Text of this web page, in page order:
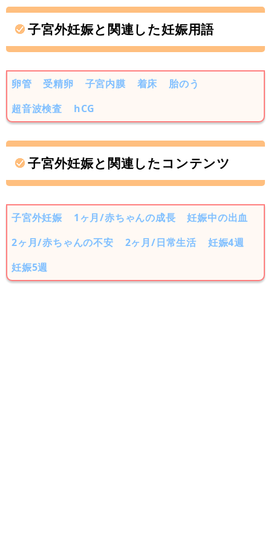
子宮外妊娠と関連した妊娠用語
卵管 受精卵 子宮内膜 着床
胎のう
超音波検査
hCG
子宮外妊娠と関連したコンテンツ
子宮外妊娠 1ヶ月/赤ちゃんの成長
妊娠中の出血
2ヶ月/赤ちゃんの不安
2ヶ月/日常生活
妊娠4週
妊娠5週